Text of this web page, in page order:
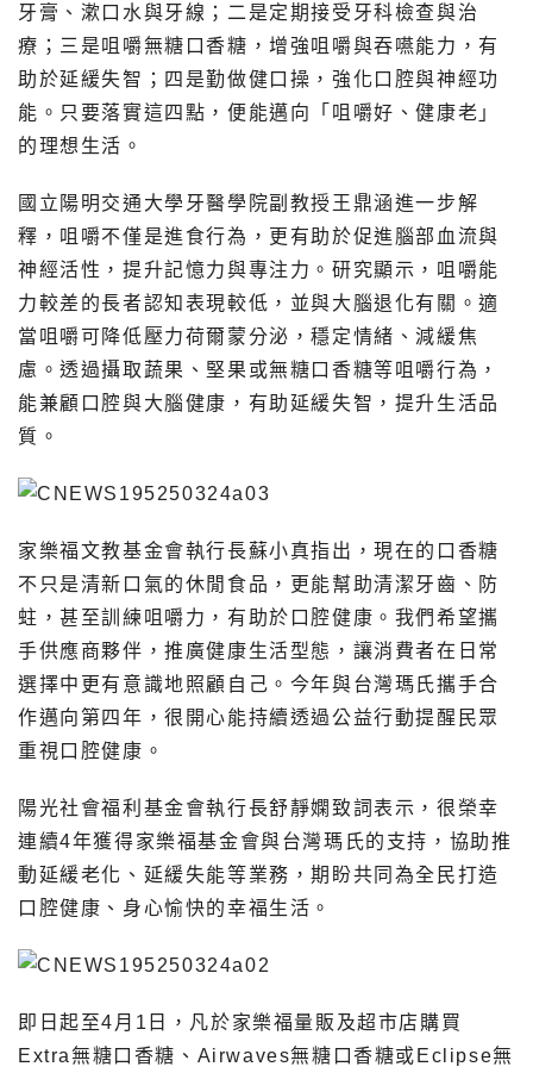
牙膏、漱口水與牙線；二是定期接受牙科檢查與治
療；三是咀嚼無糖口香糖，增強咀嚼與吞嚥能力，有
助於延緩失智；四是勤做健口操，強化口腔與神經功
能。只要落實這四點，便能邁向「咀嚼好、健康老」
的理想生活。
國立陽明交通大學牙醫學院副教授王鼎涵進一步解
釋，咀嚼不僅是進食行為，更有助於促進腦部血流與
神經活性，提升記憶力與專注力。研究顯示，咀嚼能
力較差的長者認知表現較低，並與大腦退化有關。適
當咀嚼可降低壓力荷爾蒙分泌，穩定情緒、減緩焦
慮。透過攝取蔬果、堅果或無糖口香糖等咀嚼行為，
能兼顧口腔與大腦健康，有助延緩失智，提升生活品
質。
家樂福文教基金會執行長蘇小真指出，現在的口香糖
不只是清新口氣的休閒食品，更能幫助清潔牙齒、防
蛀，甚至訓練咀嚼力，有助於口腔健康。我們希望攜
手供應商夥伴，推廣健康生活型態，讓消費者在日常
選擇中更有意識地照顧自己。今年與台灣瑪氏攜手合
作邁向第四年，很開心能持續透過公益行動提醒民眾
重視口腔健康。
陽光社會福利基金會執行長舒靜嫻致詞表示，很榮幸
連續4年獲得家樂福基金會與台灣瑪氏的支持，協助推
動延緩老化、延緩失能等業務，期盼共同為全民打造
口腔健康、身心愉快的幸福生活。
即日起至4月1日，凡於家樂福量販及超市店購買
Extra無糖口香糖、Airwaves無糖口香糖或Eclipse無